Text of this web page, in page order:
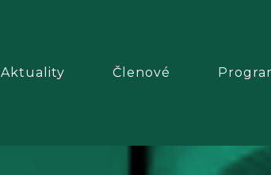
Aktuality Členové